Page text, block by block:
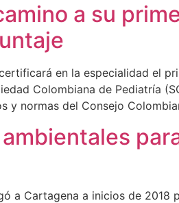
a su
en la especialidad el
Colombiana de Pediatría
y normas del Consejo
a Cartagena a inicios de